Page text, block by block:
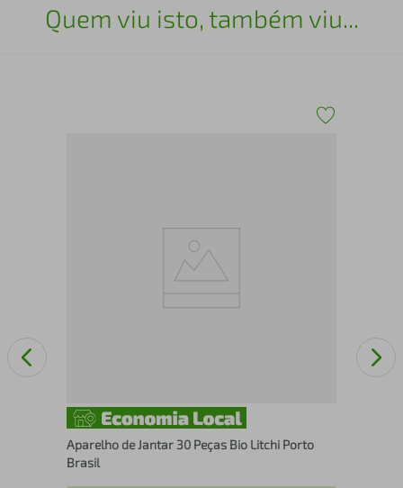
Quem viu isto, também viu...
Aparelho de Jantar 30 Peças Bio Litchi Porto
Brasil